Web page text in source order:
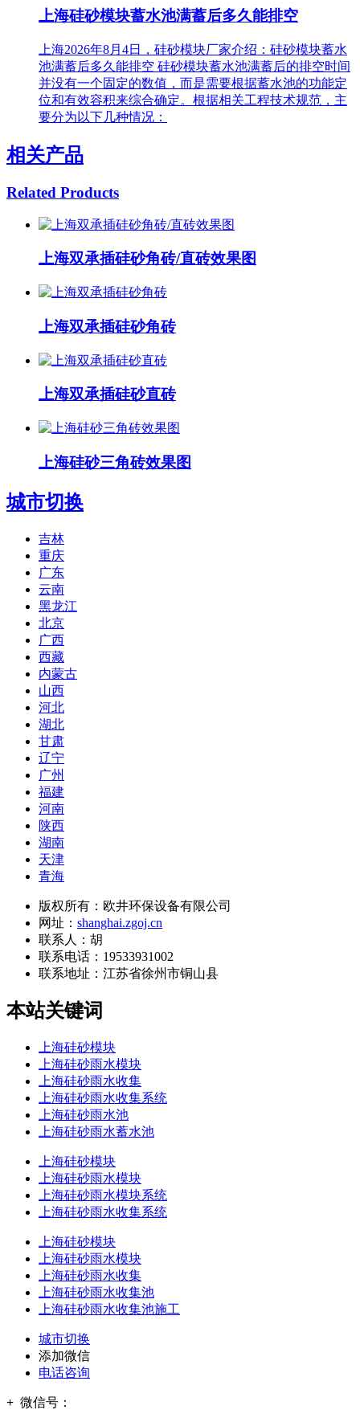
上海硅砂模块蓄水池满蓄后多久能排空
上海2026年8月4日，硅砂模块厂家介绍：硅砂模块蓄水
池满蓄后多久能排空 硅砂模块蓄水池满蓄后的排空时间
并没有一个固定的数值，而是需要根据蓄水池的功能定
位和有效容积来综合确定。根据相关工程技术规范，主
要分为以下几种情况：
相关产品
Related Products
上海双承插硅砂角砖/直砖效果图
上海双承插硅砂角砖
上海双承插硅砂直砖
上海硅砂三角砖效果图
城市切换
吉林
重庆
广东
云南
黑龙江
北京
广西
西藏
内蒙古
山西
河北
湖北
甘肃
辽宁
广州
福建
河南
陕西
湖南
天津
青海
版权所有：欧井环保设备有限公司
网址： shanghai.zgoj.cn
联系人：胡
联系电话：19533931002
联系地址： 江苏省徐州市铜山县
本站关键词
上海硅砂模块
上海硅砂雨水模块
上海硅砂雨水收集
上海硅砂雨水收集系统
上海硅砂雨水池
上海硅砂雨水蓄水池
上海硅砂模块
上海硅砂雨水模块
上海硅砂雨水模块系统
上海硅砂雨水收集系统
上海硅砂模块
上海硅砂雨水模块
上海硅砂雨水收集
上海硅砂雨水收集池
上海硅砂雨水收集池施工
城市切换
添加微信
电话咨询
+ 微信号：